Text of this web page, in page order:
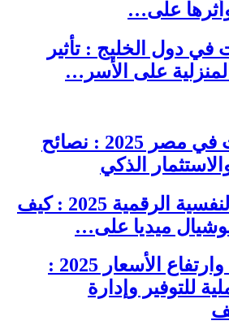
وأثرها على…
في دول الخليج : تأثير
المنزلية على الأسر…
العقارات في مصر 2025 : نصائح
الذكي
الصحة النفسية الرقمية 2025 : كيف
ميديا على…
الاقتصاد وارتفاع الأسعار 2025 :
للتوفير وإدارة